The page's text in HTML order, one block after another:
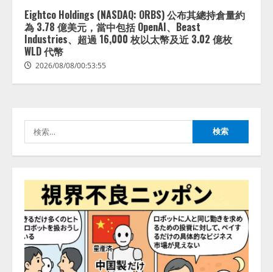
Eightco Holdings (NASDAQ: ORBS) 公布其總持倉量約
為 3.78 億美元，當中包括 OpenAI、Beast
Industries、超過 16,000 枚以太幣及近 3.02 億枚
WLD 代幣
2026/08/08/00:53:55
索:
2
し、AIから設定操作できる機能を
拡充
2026/08/07/13:53:50
【2026年企業のAI導入・活用に関
する調査】AIを組織として導入で
活用は「上手くいっている」と回
ナレッジワーク、AIエンジニア油
スAIエージェントOS」「営業領域
の業界特化LLM」の開発とAI研究
開発をリード
2026/08/07/10:54:31
AI駆動開発の推進に向けて
「TinhVan Technologies JSC.」と業
務提携